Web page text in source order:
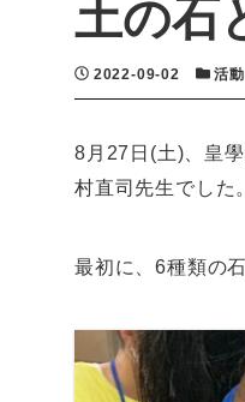
土の石
投稿日
2022-09-02 カテゴ
活
8月27日(土)、皇
村直司先生でした。
最初に、6種類の